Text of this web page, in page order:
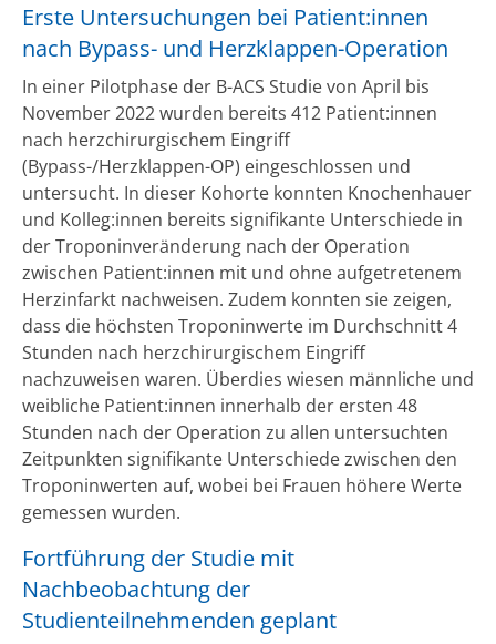
Erste Untersuchungen bei Patient:innen
nach Bypass- und Herzklappen-Operation
In einer Pilotphase der B-ACS Studie von April bis
November 2022 wurden bereits 412 Patient:innen
nach herzchirurgischem Eingriff
(Bypass-/Herzklappen-OP) eingeschlossen und
untersucht. In dieser Kohorte konnten Knochenhauer
und Kolleg:innen bereits signifikante Unterschiede in
der Troponinveränderung nach der Operation
zwischen Patient:innen mit und ohne aufgetretenem
Herzinfarkt nachweisen. Zudem konnten sie zeigen,
dass die höchsten Troponinwerte im Durchschnitt 4
Stunden nach herzchirurgischem Eingriff
nachzuweisen waren. Überdies wiesen männliche und
weibliche Patient:innen innerhalb der ersten 48
Stunden nach der Operation zu allen untersuchten
Zeitpunkten signifikante Unterschiede zwischen den
Troponinwerten auf, wobei bei Frauen höhere Werte
gemessen wurden.
Fortführung der Studie mit
Nachbeobachtung der
Studienteilnehmenden geplant